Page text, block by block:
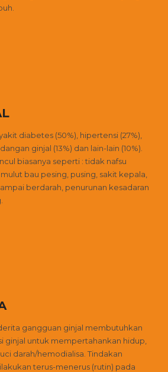
diabetes (50%), hipertensi (27%),
ginjal (13%) dan lain-lain (10%).
biasanya seperti : tidak nafsu
bau pesing, pusing, sakit kepala,
berdarah, penurunan kesadaran
gangguan ginjal membutuhkan
ginjal untuk mempertahankan hidup,
darah/hemodialisa. Tindakan
terus-menerus (rutin) pada